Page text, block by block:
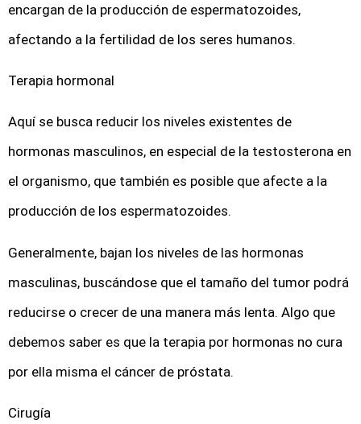
encargan de la producción de espermatozoides,
afectando a la fertilidad de los seres humanos.
Terapia hormonal
Aquí se busca reducir los niveles existentes de
hormonas masculinos, en especial de la testosterona en
el organismo, que también es posible que afecte a la
producción de los espermatozoides.
Generalmente, bajan los niveles de las hormonas
masculinas, buscándose que el tamaño del tumor podrá
reducirse o crecer de una manera más lenta. Algo que
debemos saber es que la terapia por hormonas no cura
por ella misma el cáncer de próstata.
Cirugía